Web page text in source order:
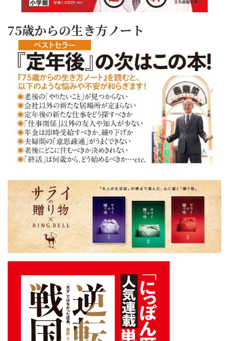
75歳からの生き方ノート